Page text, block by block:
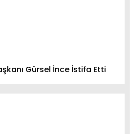
Gürsel İnce İstifa Etti